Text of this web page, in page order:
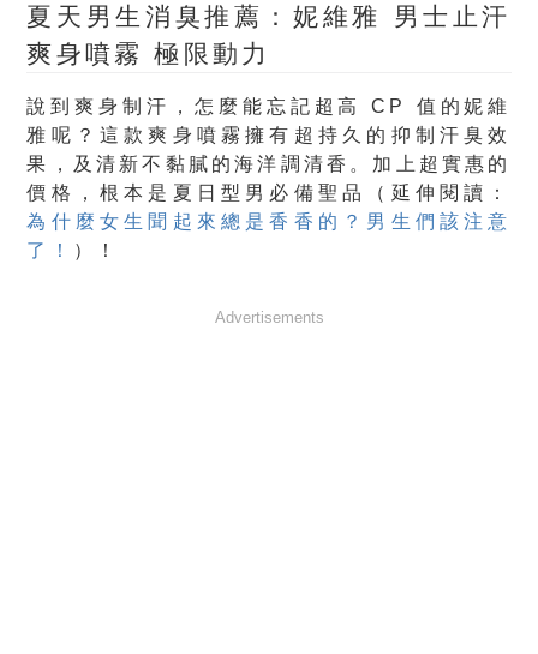
夏天男生消臭推薦：妮維雅 男士止汗
爽身噴霧 極限動力
說到爽身制汗，怎麼能忘記超高 CP 值的妮維
雅呢？這款爽身噴霧擁有超持久的抑制汗臭效
果，及清新不黏膩的海洋調清香。加上超實惠的
價格，根本是夏日型男必備聖品（延伸閱讀：
為什麼女生聞起來總是香香的？男生們該注意
了！
）！
Advertisements